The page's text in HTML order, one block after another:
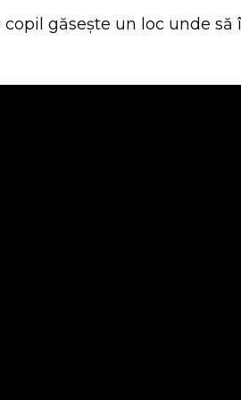
găsește un loc unde să